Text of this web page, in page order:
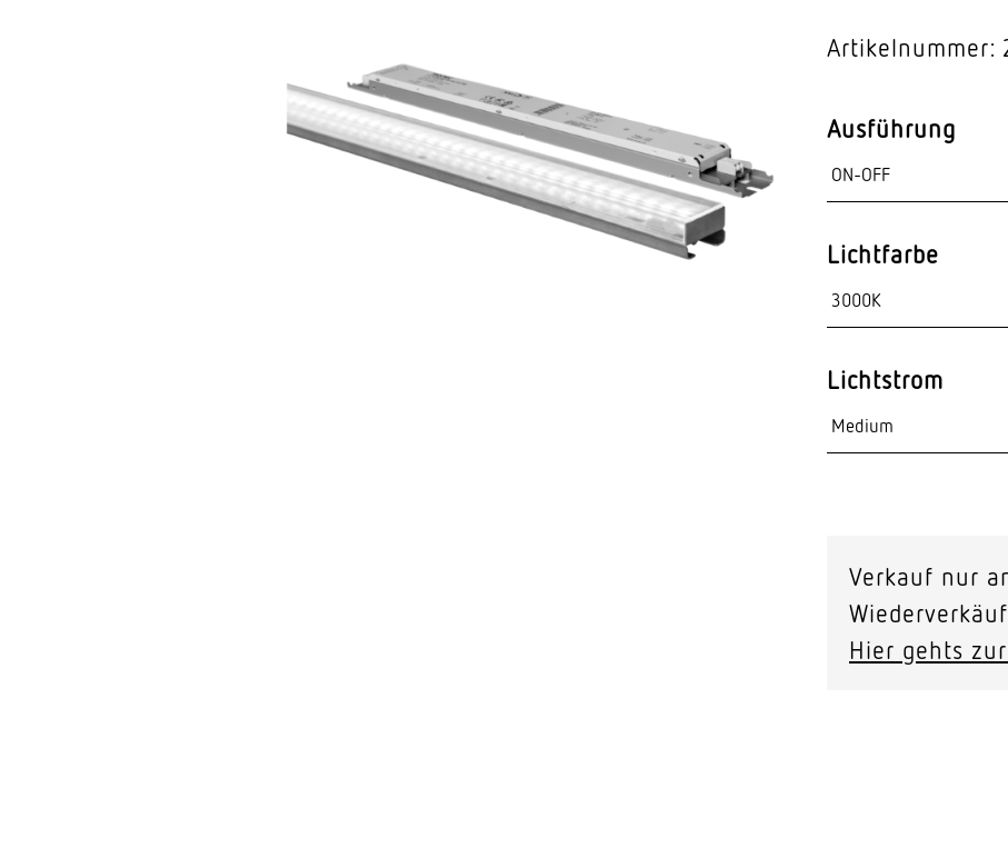
System­kom­po­nenten
Artikelnummer:
Ausführung
Lichtfarbe
Lichtstrom
Verkauf nur
Hier gehts